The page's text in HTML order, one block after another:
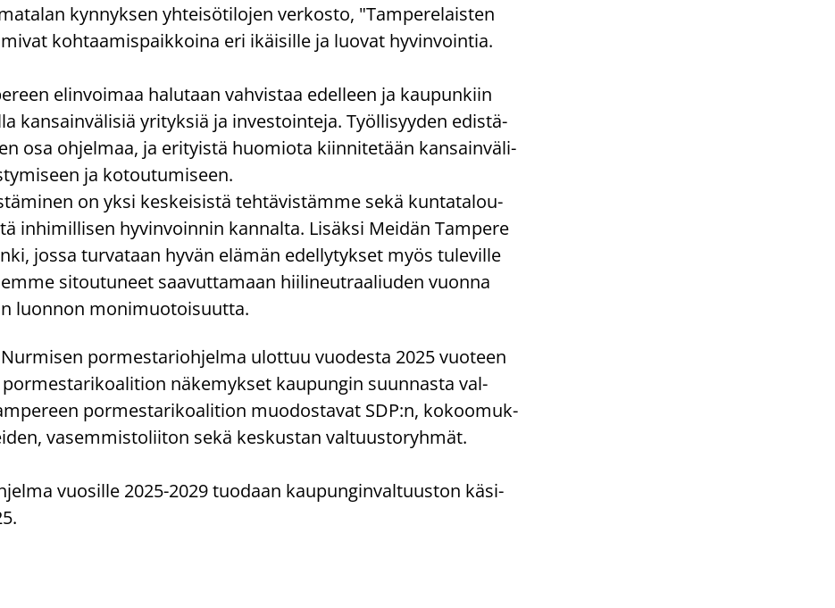
kyn­nyk­sen yh­tei­sö­ti­lo­jen ver­kos­to, "Tam­pe­re­lais­ten
koh­taa­mis­paik­koi­na eri ikäi­sil­le ja luo­vat hy­vin­voin­tia.
elin­voi­maa ha­lu­taan vah­vis­taa edel­leen ja kau­pun­kiin
kan­sain­vä­li­siä yri­tyk­siä ja in­ves­toin­te­ja. Työl­li­syy­den edis­tä­
osa oh­jel­maa, ja eri­tyis­tä huo­mio­ta kiin­ni­te­tään kan­sain­vä­li­
ja ko­tou­tu­mi­seen.
on yksi kes­kei­sis­tä teh­tä­vis­täm­me sekä kun­ta­ta­lou­
in­hi­mil­li­sen hy­vin­voin­nin kan­nal­ta. Li­säk­si Mei­dän Tam­pe­re
jossa tur­va­taan hyvän elä­män edel­ly­tyk­set myös tu­le­vil­le
si­tou­tu­neet saa­vut­ta­maan hii­li­neut­raa­liu­den vuon­na
luon­non mo­ni­muo­toi­suut­ta.
por­mes­ta­rioh­jel­ma ulot­tuu vuo­des­ta 2025 vuo­teen
por­mes­ta­ri­koa­li­tion nä­ke­myk­set kau­pun­gin suun­nas­ta val­
por­mes­ta­ri­koa­li­tion muo­dos­ta­vat SDP:n, ko­koo­muk­
va­sem­mis­to­lii­ton sekä kes­kus­tan val­tuus­to­ryh­mät.
vuo­sil­le 2025-2029 tuo­daan kau­pun­gin­val­tuus­ton kä­si­